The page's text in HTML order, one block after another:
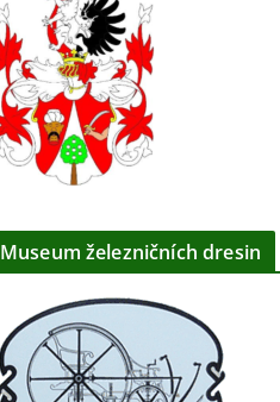
Museum železničních dresin